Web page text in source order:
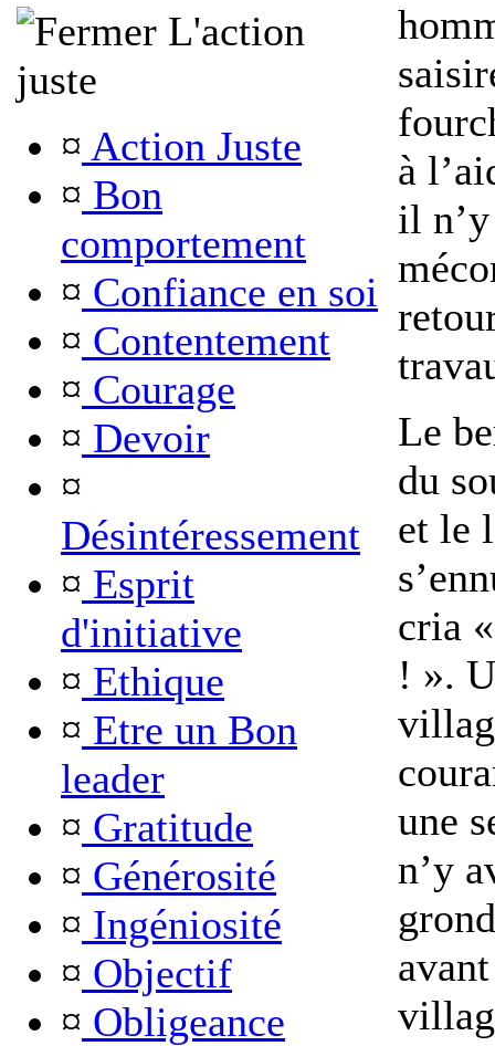
L'action
juste
¤ Action Juste
¤ Bon
comportement
¤ Confiance en soi
¤ Contentement
¤ Courage
¤ Devoir
¤
Désintéressement
¤ Esprit
d'initiative
¤ Ethique
¤ Etre un Bon
leader
¤ Gratitude
¤ Générosité
¤ Ingéniosité
¤ Objectif
¤ Obligeance
à
il
Le
du
et le
cria
! ».
une
n’y